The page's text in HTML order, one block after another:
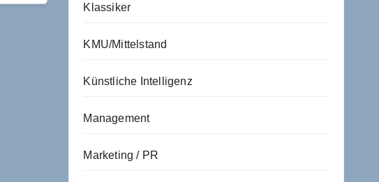
Klassiker
KMU/Mittelstand
Künstliche Intelligenz
Management
Marketing / PR